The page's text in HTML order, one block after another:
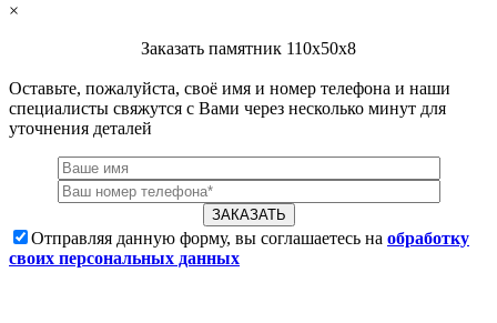
×
Заказать памятник 110х50х8
Оставьте, пожалуйста, своё имя и номер телефона и наши
специалисты свяжутся с Вами через несколько минут для
уточнения деталей
Отправляя данную форму, вы соглашаетесь на обработку
своих персональных данных